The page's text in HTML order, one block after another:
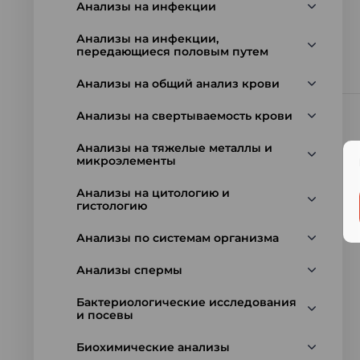
Анализы на инфекции
Анализы на инфекции,
передающиеся половым путем
Анализы на общий анализ крови
Анализы на свертываемость крови
Анализы на тяжелые металлы и
микроэлементы
Анализы на цитологию и
гистологию
Анализы по системам организма
Анализы спермы
Бактериологические исследования
и посевы
Биохимические анализы